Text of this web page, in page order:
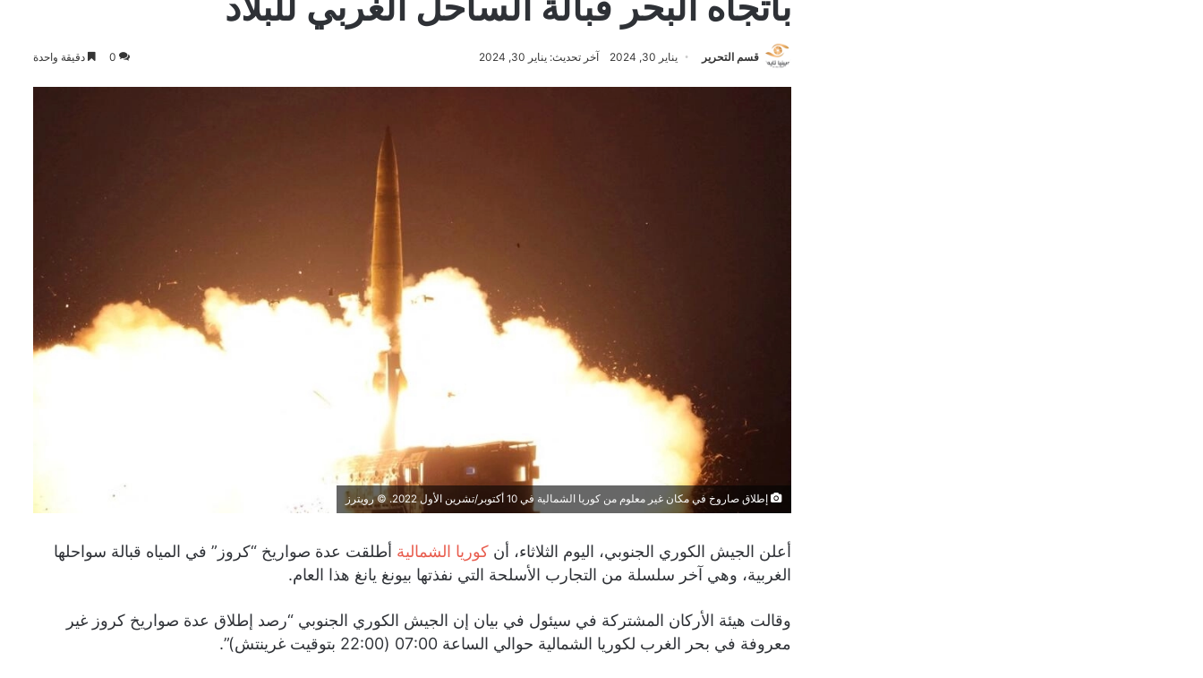
قسم التحرير يناير 30, 2024 آخر تحديث: يناير 30, 2024 0 دقيقة واحدة
إطلاق صاروخ في مكان غير معلوم من كوريا الشمالية في 10 أكتوبر/تشرين الأول 2022. © رويترز
أعلن الجيش الكوري الجنوبي، اليوم الثلاثاء، أنكوريا الشمالية أطلقت عدة صواريخ “كروز” في المياه قبالة سواحلها
الغربية، وهي آخر سلسلة من التجارب الأسلحة التي نفذتها بيونغ يانغ هذا العام.
وقالت هيئة الأركان المشتركة في سيئول في بيان إن الجيش الكوري الجنوبي “رصد إطلاق عدة صواريخ كروز غير
معروفة في بحر الغرب لكوريا الشمالية حوالي الساعة 07:00 (22:00 بتوقيت غرينتش)”.